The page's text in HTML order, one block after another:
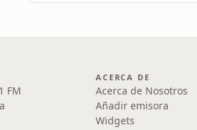
FM
ACERCA DE
Acerca de Nosotros
Añadir emisora
Widgets